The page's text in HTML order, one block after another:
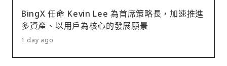
BingX 任命 Kevin Lee 為首席策略長，加速推進
多資產、以用戶為核心的發展願景
1 day ago